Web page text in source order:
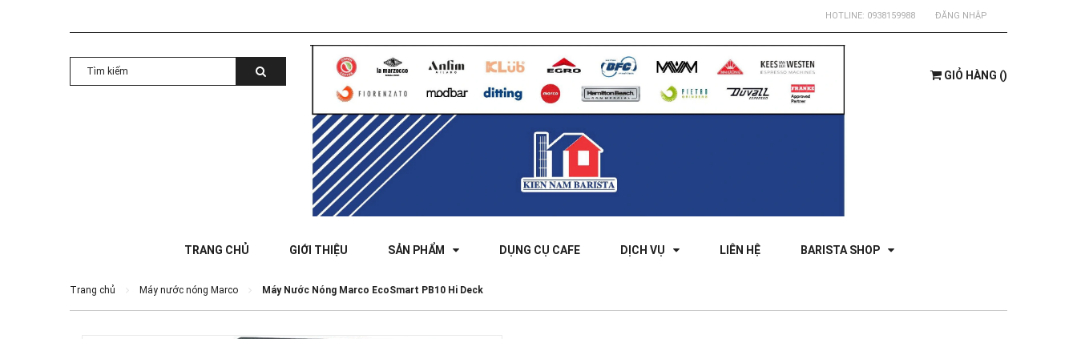
HOTLINE: 0938159988 ĐĂNG NHẬP
GIỎ HÀNG ()
TRANG CHỦ GIỚI THIỆU SẢN PHẨM DỤNG CỤ CAFE DỊCH VỤ LIÊN HỆ BARISTA SHOP
Trang chủ Máy nước nóng Marco Máy Nước Nóng Marco EcoSmart PB10 Hi Deck